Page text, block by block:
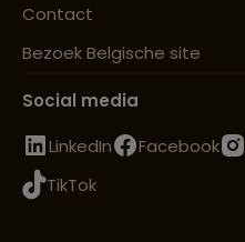
Contact
Bezoek Belgische site
Social media
LinkedIn
Facebook
TikTok